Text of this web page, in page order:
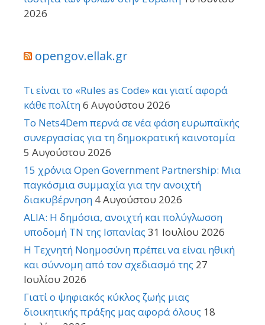
2026
opengov.ellak.gr
Τι είναι το «Rules as Code» και γιατί αφορά
κάθε πολίτη6 Αυγούστου 2026
Το Nets4Dem περνά σε νέα φάση ευρωπαϊκής
συνεργασίας για τη δημοκρατική καινοτομία
5 Αυγούστου 2026
15 χρόνια Open Government Partnership: Μια
παγκόσμια συμμαχία για την ανοιχτή
διακυβέρνηση 4 Αυγούστου 2026
ALIA: Η δημόσια, ανοιχτή και πολύγλωσση
υποδομή ΤΝ της Ισπανίας 31 Ιουλίου 2026
Η Τεχνητή Νοημοσύνη πρέπει να είναι ηθική
και σύννομη από τον σχεδιασμό της 27
Ιουλίου 2026
Γιατί ο ψηφιακός κύκλος ζωής μιας
διοικητικής πράξης μας αφορά όλους 18